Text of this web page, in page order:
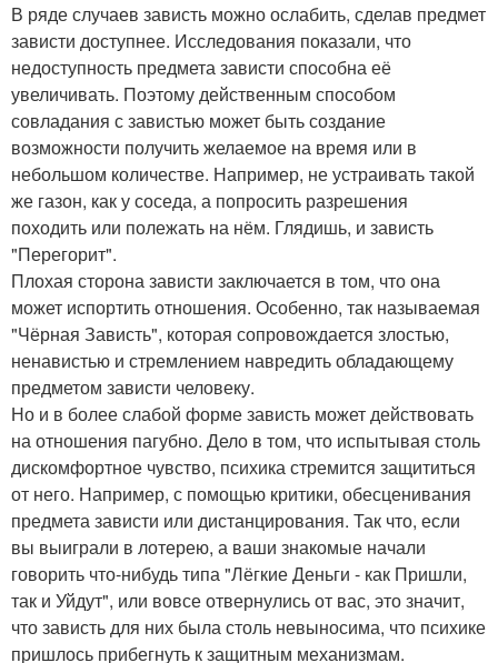
В ряде случаев зависть можно ослабить, сделав предмет
зависти доступнее. Исследования показали, что
недоступность предмета зависти способна её
увеличивать. Поэтому действенным способом
совладания с завистью может быть создание
возможности получить желаемое на время или в
небольшом количестве. Например, не устраивать такой
же газон, как у соседа, а попросить разрешения
походить или полежать на нём. Глядишь, и зависть
"Перегорит".
Плохая сторона зависти заключается в том, что она
может испортить отношения. Особенно, так называемая
"Чёрная Зависть", которая сопровождается злостью,
ненавистью и стремлением навредить обладающему
предметом зависти человеку.
Но и в более слабой форме зависть может действовать
на отношения пагубно. Дело в том, что испытывая столь
дискомфортное чувство, психика стремится защититься
от него. Например, с помощью критики, обесценивания
предмета зависти или дистанцирования. Так что, если
вы выиграли в лотерею, а ваши знакомые начали
говорить что-нибудь типа "Лёгкие Деньги - как Пришли,
так и Уйдут", или вовсе отвернулись от вас, это значит,
что зависть для них была столь невыносима, что психике
пришлось прибегнуть к защитным механизмам.